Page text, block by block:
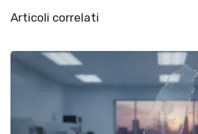
Articoli correlati